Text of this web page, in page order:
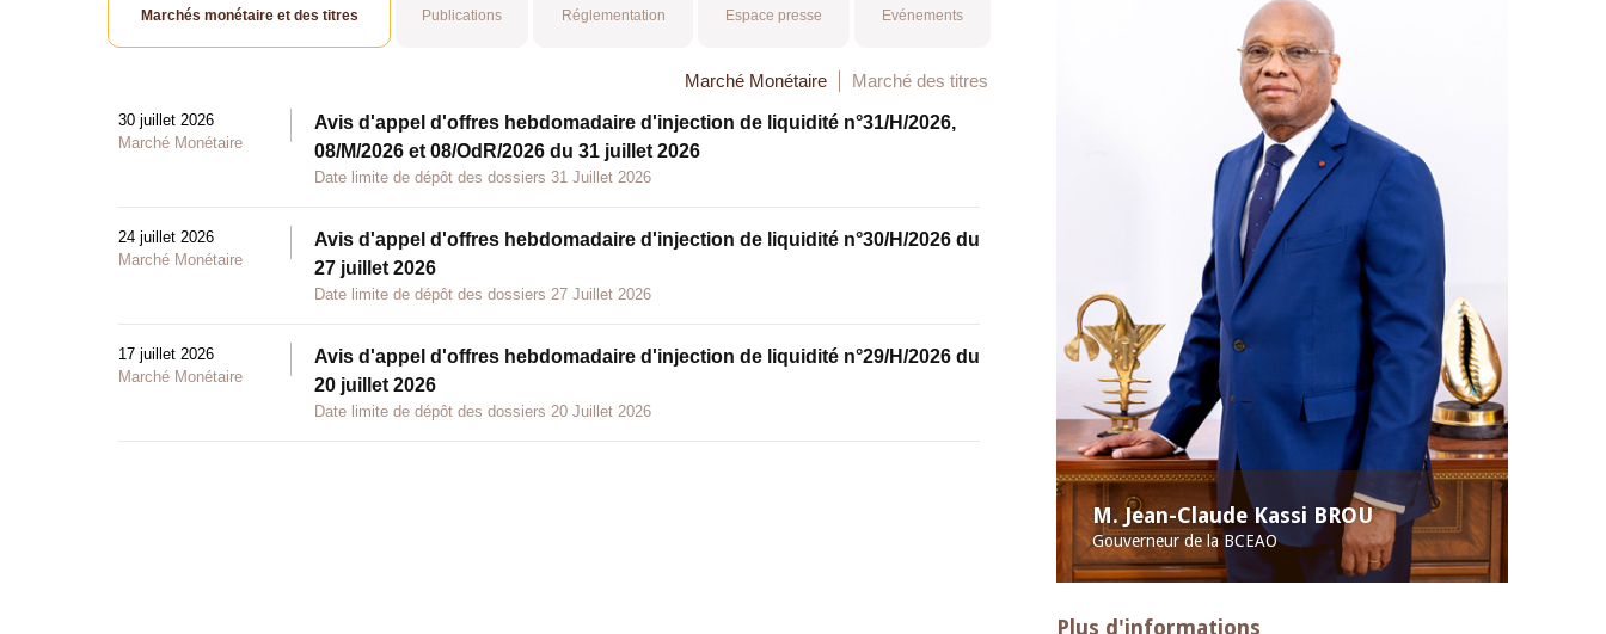
M. Jean-Claude Kassi BROU
Gouverneur de la BCEAO
Plus d'informations
Marchés monétaire et des titres Publications Réglementation Espace presse Evénements
Marché Monétaire Marché des titres
30 juillet 2026
Marché Monétaire
Avis d'appel d'offres hebdomadaire d'injection de liquidité n°31/H/2026,
08/M/2026 et 08/OdR/2026 du 31 juillet 2026
Date limite de dépôt des dossiers 31 Juillet 2026
24 juillet 2026
Marché Monétaire
Avis d'appel d'offres hebdomadaire d'injection de liquidité n°30/H/2026 du
27 juillet 2026
Date limite de dépôt des dossiers 27 Juillet 2026
17 juillet 2026
Marché Monétaire
Avis d'appel d'offres hebdomadaire d'injection de liquidité n°29/H/2026 du
20 juillet 2026
Date limite de dépôt des dossiers 20 Juillet 2026